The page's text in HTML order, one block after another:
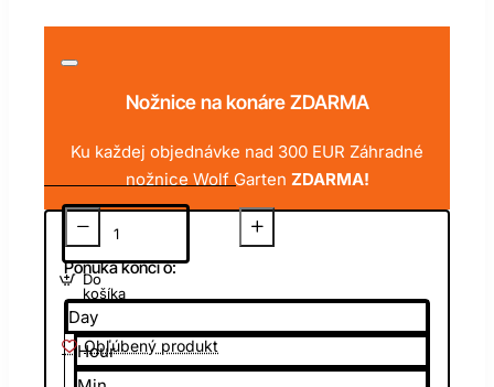
Nožnice na konáre ZDARMA
Ku každej objednávke nad 300 EUR Záhradné
nožnice Wolf Garten ZDARMA!
Ponuka končí o:
Day
Hour
Do
košíka
Obľúbený produkt